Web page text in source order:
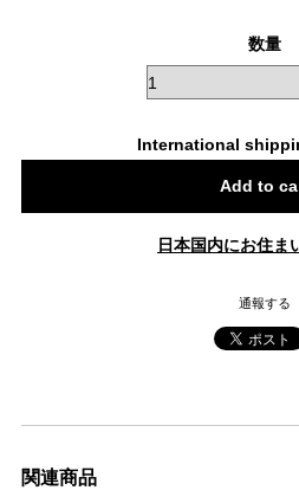
数量
International
Add to
日本国内にお住ま
通報する
関連商品